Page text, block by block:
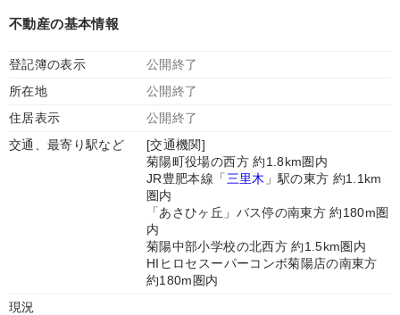
不動産の基本情報
登記簿の表示
公開終了
所在地
公開終了
住居表示
公開終了
交通、最寄り駅など
[交通機関]
菊陽町役場の西方 約1.8km圏内
JR豊肥本線「 三里木 」駅の東方 約1.1km
圏内
「あさひヶ丘」バス停の南東方 約180m圏
内
菊陽中部小学校の北西方 約1.5km圏内
HIヒロセスーパーコンボ菊陽店の南東方
約180m圏内
現況